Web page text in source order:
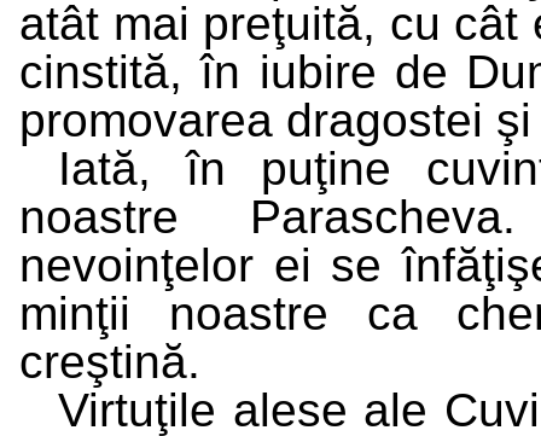
atât mai preţuită, cu
cinstită, în iubire de
promovarea dragostei
Iată, în puţine
noastre
nevoinţelor ei se
minţii noastre ca
creştină.
Virtuţile alese ale